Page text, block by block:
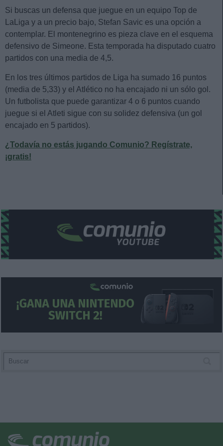
Si buscas un defensa que juegue en un equipo Top de
LaLiga y a un precio bajo, Stefan Savic es una opción a
contemplar. El montenegrino es pieza clave en el esquema
defensivo de Simeone. Esta temporada ha disputado cuatro
partidos con una media de 4,5.
En los tres últimos partidos de Liga ha sumado 16 puntos
(media de 5,33) y el Atlético no ha encajado ni un sólo gol.
Un futbolista que puede garantizar 4 o 6 puntos cuando
juegue si el Atleti sigue con su solidez defensiva (un gol
encajado en 5 partidos).
¿Todavía no estás jugando Comunio? Regístrate,
¡gratis!